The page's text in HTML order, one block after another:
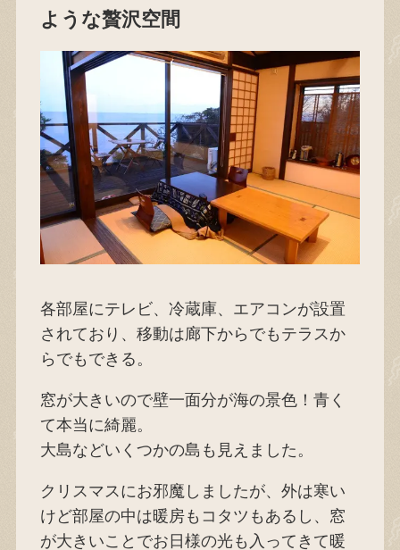
ような贅沢空間
各部屋にテレビ、冷蔵庫、エアコンが設置
されており、移動は廊下からでもテラスか
らでもできる。
窓が大きいので壁一面分が海の景色！青く
て本当に綺麗。
大島などいくつかの島も見えました。
クリスマスにお邪魔しましたが、外は寒い
けど部屋の中は暖房もコタツもあるし、窓
が大きいことでお日様の光も入ってきて暖